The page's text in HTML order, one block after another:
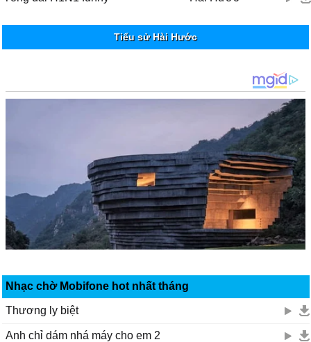
Tiểu sử Hài Hước
Nhạc chờ Mobifone hot nhất tháng
Thương ly biệt
Anh chỉ dám nhá máy cho em 2